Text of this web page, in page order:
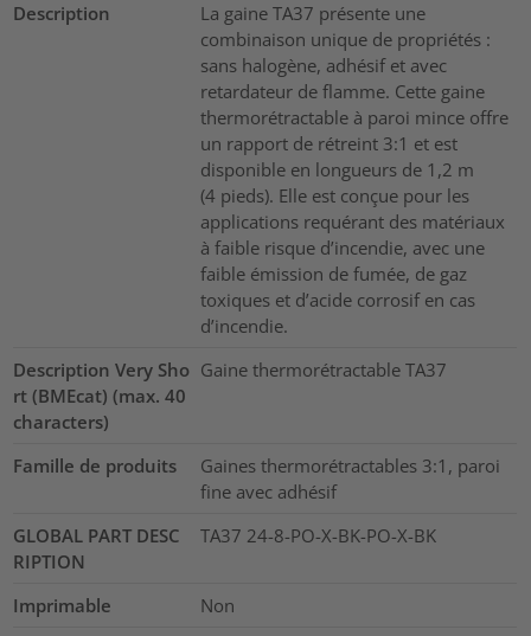
Description
La gaine TA37 présente une
combinaison unique de propriétés :
sans halogène, adhésif et avec
retardateur de flamme. Cette gaine
thermorétractable à paroi mince offre
un rapport de rétreint 3:1 et est
disponible en longueurs de 1,2 m
(4 pieds). Elle est conçue pour les
applications requérant des matériaux
à faible risque d’incendie, avec une
faible émission de fumée, de gaz
toxiques et d’acide corrosif en cas
d’incendie.
Description Very Sho
rt (BMEcat) (max. 40
characters)
Gaine thermorétractable TA37
Famille de produits
Gaines thermorétractables 3:1, paroi
fine avec adhésif
GLOBAL PART DESC
RIPTION
TA37 24-8-PO-X-BK-PO-X-BK
Imprimable
Non